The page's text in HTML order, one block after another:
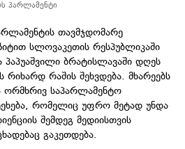
პარლამენტი
თავმჯდომარე
სლოვაკეთის რესპუბლიკაში
ბრატისლავაში დღეს
რაშის შეხვდება. მხარეებს
საპარლამენტო
რომელიც უფრო მეტად უნდა
შემდეგ მედიისთვის
გაკეთდება.